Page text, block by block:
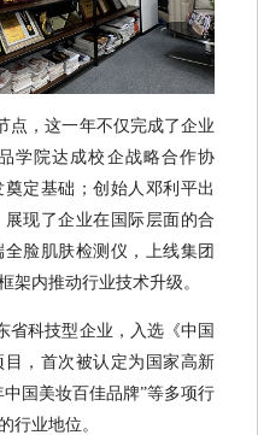
点，这一年不仅完成了企业
学院达成校企战略合作协
定基础；创始人邓利平出
现了企业在国际层面的合
脸肌肤检测仪，上线集团
架内推动行业技术升级。
省科技型企业，入选《中国
，首次被认定为国家高新
国美妆百佳品牌”等多项行
行业地位。